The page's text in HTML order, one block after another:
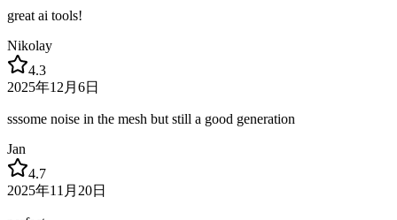
great ai tools!
Nikolay
4.3
2025年12月6日
sssome noise in the mesh but still a good generation
Jan
4.7
2025年11月20日